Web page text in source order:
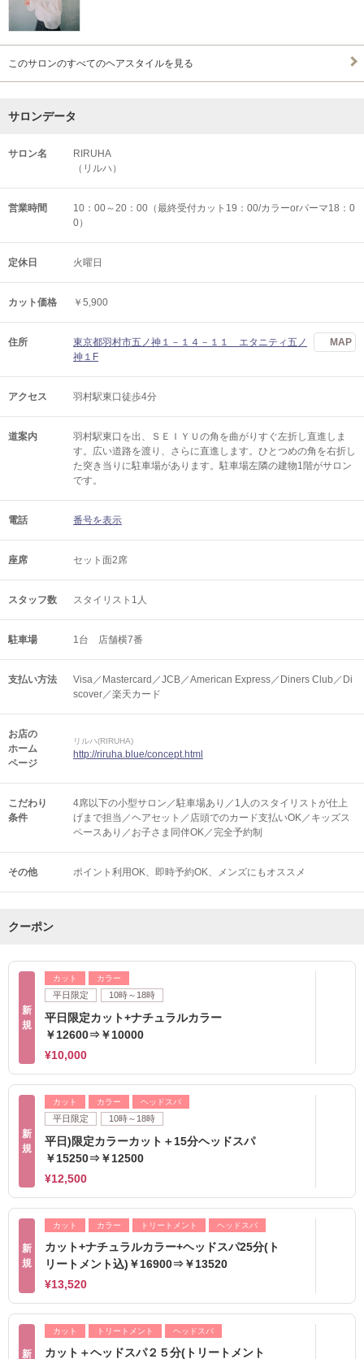
このサロンのすべてのヘアスタイルを見る
サロンデータ
サロン名
RIRUHA
（リルハ）
営業時間
10：00～20：00（最終受付カット19：00/カラーorパーマ18：0
0）
定休日 火曜日
カット価格 ￥5,900
住所
東京都羽村市五ノ神１－１４－１１ エタニティ五ノ
神１F
MAP
アクセス 羽村駅東口徒歩4分
道案内
羽村駅東口を出、ＳＥＩＹＵの角を曲がりすぐ左折し直進しま
す。広い道路を渡り、さらに直進します。ひとつめの角を右折し
た突き当りに駐車場があります。駐車場左隣の建物1階がサロン
です。
電話 番号を表示
座席 セット面2席
スタッフ数 スタイリスト1人
駐車場 1台 店舗横7番
支払い方法
Visa／Mastercard／JCB／American Express／Diners Club／Di
scover／楽天カード
お店の
ホーム
ページ
リルハ(RIRUHA)
http://riruha.blue/concept.html
こだわり
条件
4席以下の小型サロン／駐車場あり／1人のスタイリストが仕上
げまで担当／ヘアセット／店頭でのカード支払いOK／キッズス
ペースあり／お子さま同伴OK／完全予約制
その他 ポイント利用OK 即時予約OK メンズにもオススメ
クーポン
新
規
カット カラー
平日限定 10時～18時
平日限定カット+ナチュラルカラー
￥12600⇒￥10000
¥10,000
新
規
カット カラー ヘッドスパ
平日限定 10時～18時
平日)限定カラーカット＋15分ヘッドスパ
￥15250⇒￥12500
¥12,500
新
規
カット カラー トリートメント ヘッドスパ
カット+ナチュラルカラー+ヘッドスパ25分(ト
リートメント込)￥16900⇒￥13520
¥13,520
新
カット トリートメント ヘッドスパ
カット＋ヘッドスパ２５分(トリートメント